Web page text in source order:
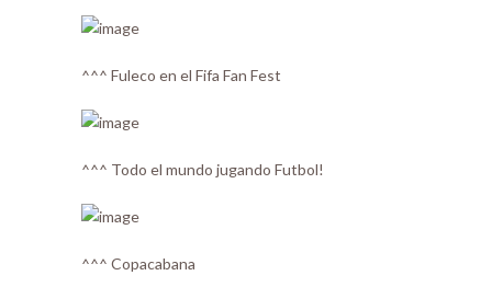
^^^ Fuleco en el Fifa Fan Fest
^^^ Todo el mundo jugando Futbol!
^^^ Copacabana